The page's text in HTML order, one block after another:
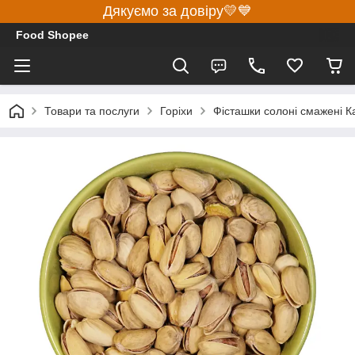
Дякуємо за довіру💛💙
Food Shopee
Товари та послуги Горіхи Фісташки солоні смажені